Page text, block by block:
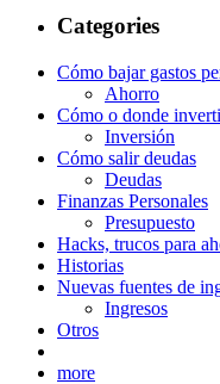
Categories
Cómo bajar gastos
Ahorro
Cómo o donde
Inversión
Cómo salir deudas
Deudas
Finanzas Personales
Presupuesto
Hacks, trucos para
Historias
Nuevas fuentes de
Ingresos
Otros
more